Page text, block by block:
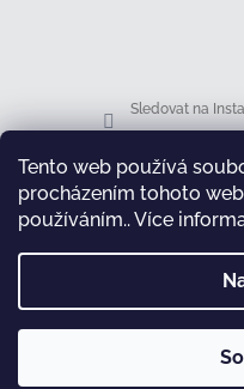
Tento web používá
procházením tohoto
používáním.. Více
Sledovat na
Facebook